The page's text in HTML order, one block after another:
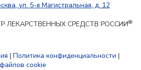
ул. 5-я Магистральная, д. 12
ЛЕКАРСТВЕННЫХ СРЕДСТВ РОССИИ®
| Политика конфиденциальности |
cookie